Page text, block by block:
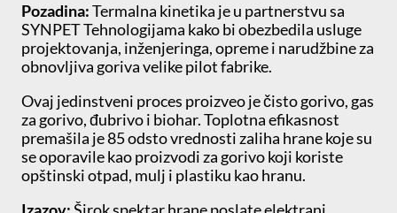
Pozadina:Termalna kinetika je u partnerstvu sa
SYNPET Tehnologijama kako bi obezbedila usluge
projektovanja, inženjeringa, opreme i narudžbine za
obnovljiva goriva velike pilot fabrike.
Ovaj jedinstveni proces proizveo je čisto gorivo, gas
za gorivo, đubrivo i biohar. Toplotna efikasnost
premašila je 85 odsto vrednosti zaliha hrane koje su
se oporavile kao proizvodi za gorivo koji koriste
opštinski otpad, mulj i plastiku kao hranu.